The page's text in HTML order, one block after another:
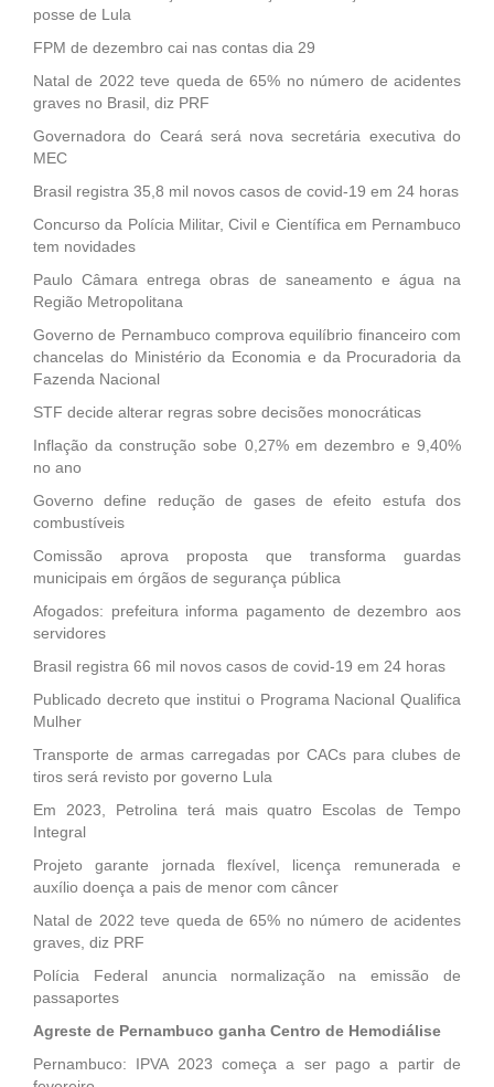
posse de Lula
FPM de dezembro cai nas contas dia 29
Natal de 2022 teve queda de 65% no número de acidentes
graves no Brasil, diz PRF
Governadora do Ceará será nova secretária executiva do
MEC
Brasil registra 35,8 mil novos casos de covid-19 em 24 horas
Concurso da Polícia Militar, Civil e Científica em Pernambuco
tem novidades
Paulo Câmara entrega obras de saneamento e água na
Região Metropolitana
Governo de Pernambuco comprova equilíbrio financeiro com
chancelas do Ministério da Economia e da Procuradoria da
Fazenda Nacional
STF decide alterar regras sobre decisões monocráticas
Inflação da construção sobe 0,27% em dezembro e 9,40%
no ano
Governo define redução de gases de efeito estufa dos
combustíveis
Comissão aprova proposta que transforma guardas
municipais em órgãos de segurança pública
Afogados: prefeitura informa pagamento de dezembro aos
servidores
Brasil registra 66 mil novos casos de covid-19 em 24 horas
Publicado decreto que institui o Programa Nacional Qualifica
Mulher
Transporte de armas carregadas por CACs para clubes de
tiros será revisto por governo Lula
Em 2023, Petrolina terá mais quatro Escolas de Tempo
Integral
Projeto garante jornada flexível, licença remunerada e
auxílio doença a pais de menor com câncer
Natal de 2022 teve queda de 65% no número de acidentes
graves, diz PRF
Polícia Federal anuncia normalização na emissão de
passaportes
Agreste de Pernambuco ganha Centro de Hemodiálise
Pernambuco: IPVA 2023 começa a ser pago a partir de